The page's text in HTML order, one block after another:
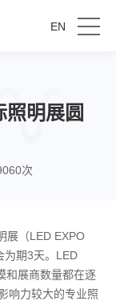
EN
明展圆
次
展（LED EXPO
为期3天。LED
和展商数量都在逐
响力较大的专业照